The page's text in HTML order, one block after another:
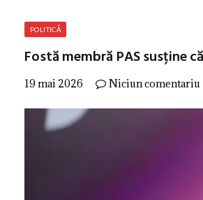
POLITICĂ
Fostă membră PAS susține
19 mai 2026 Niciun comentariu